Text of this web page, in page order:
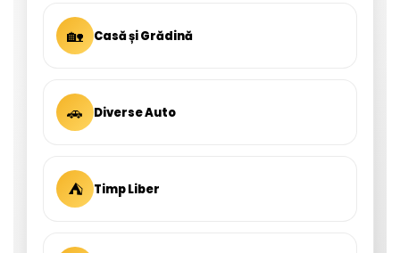
🏡 Casă și Grădină
🚗 Diverse Auto
⛺ Timp Liber